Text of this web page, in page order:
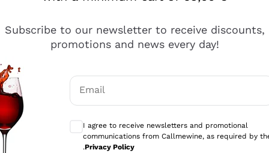
diversi e con un ampio range di prezzo. Le
Subscribe to our newsletter to receive discounts,
promotions and news every day!
Email
I agree to receive newsletters and promotional
communications from Callmewine, as required by
.Privacy Policy